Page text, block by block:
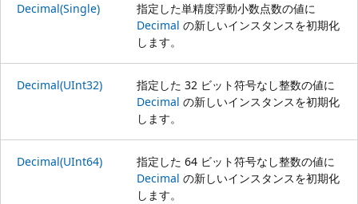
Decimal(Single)
指定した単精度浮動小数点数の値に
Decimal の新しいインスタンスを初期化
します。
Decimal(UInt32)
指定した 32 ビット符号なし整数の値に
Decimal の新しいインスタンスを初期化
します。
Decimal(UInt64)
指定した 64 ビット符号なし整数の値に
Decimal の新しいインスタンスを初期化
します。